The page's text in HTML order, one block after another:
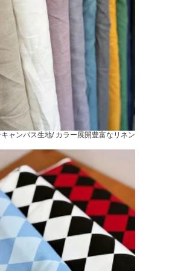
ャンバス生地/ カラー展開豊富なリネン